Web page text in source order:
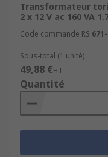
Transformateur
2 x 12 V ac 160 VA
Code commande RS
Sous-total (1 unité)
49,88 €HT
Quantité